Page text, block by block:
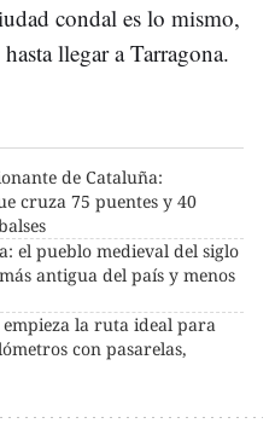
condal es lo mismo,
hasta llegar a Tarragona.
de Cataluña:
cruza 75 puentes y 40
el pueblo medieval del siglo
antigua del país y menos
la ruta ideal para
con pasarelas,